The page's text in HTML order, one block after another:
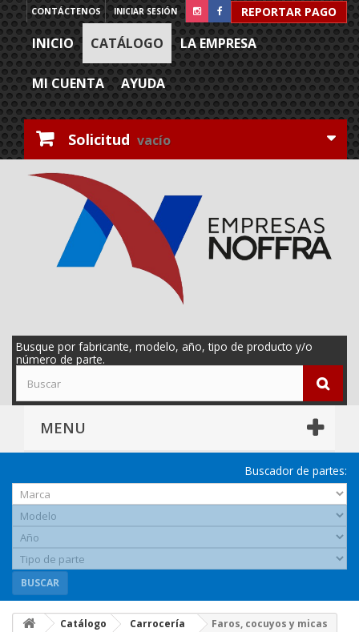
REPORTAR PAGO
INICIAR SESIÓN
CONTÁCTENOS
INICIO CATÁLOGO LA EMPRESA
MI CUENTA AYUDA
Solicitud vacío
Busque por fabricante, modelo, año, tipo de producto y/o
número de parte.
MENU
Buscador de partes:
BUSCAR
Catálogo Carrocería Faros, cocuyos y micas